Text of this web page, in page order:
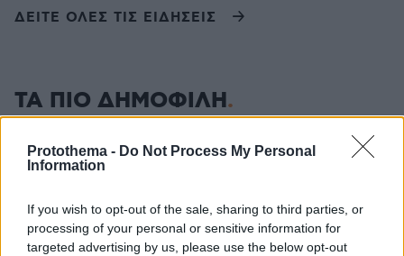
Protothema - Do Not Process My Personal
Information
If you wish to opt-out of the sale, sharing to third parties, or
processing of your personal or sensitive information for
targeted advertising by us, please use the below opt-out
ΔΕΙΤΕ ΟΛΕΣ ΤΙΣ ΕΙΔΗΣΕΙΣ
ΤΑ ΠΙΟ ΔΗΜΟΦΙΛΗ